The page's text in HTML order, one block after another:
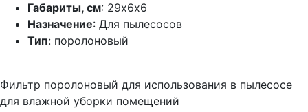
Габариты, см: 29х6х6
Назначение: Для пылесосов
Тип: поролоновый
Фильтр поролоновый для использования в пылесосе
для влажной уборки помещений